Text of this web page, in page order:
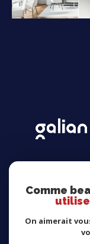
Comme
On aimerait
COUPS DE